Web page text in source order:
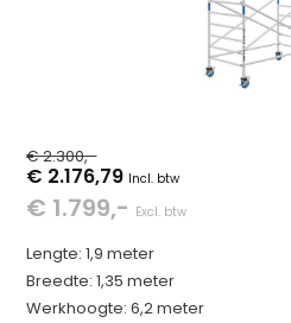
€ 2.300,-
€ 2.176,79 Incl. btw
€ 1.799,- Excl. btw
Lengte: 1,9 meter
Breedte: 1,35 meter
Werkhoogte: 6,2 meter